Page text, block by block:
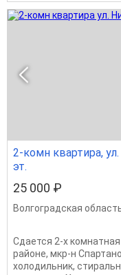
2-комн квартира,
эт.
25 000 ₽
Волгоградская
Сдается 2-х
районе, мкр-н
холодильник,